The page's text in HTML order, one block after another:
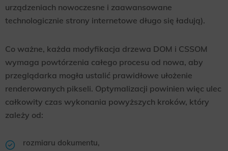
urządzeniach nowoczesne i zaawansowane
technologicznie strony internetowe długo się ładują).
Co ważne, każda modyfikacja drzewa DOM i CSSOM
wymaga powtórzenia całego procesu od nowa, aby
przeglądarka mogła ustalić prawidłowe ułożenie
renderowanych pikseli. Optymalizacji powinien więc ulec
całkowity czas wykonania powyższych kroków, który
zależy od:
rozmiaru dokumentu,